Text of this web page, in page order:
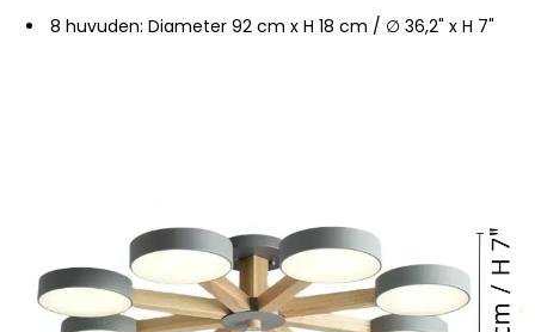
8 huvuden: Diameter 92 cm x H 18 cm / ∅ 36,2" x H 7"